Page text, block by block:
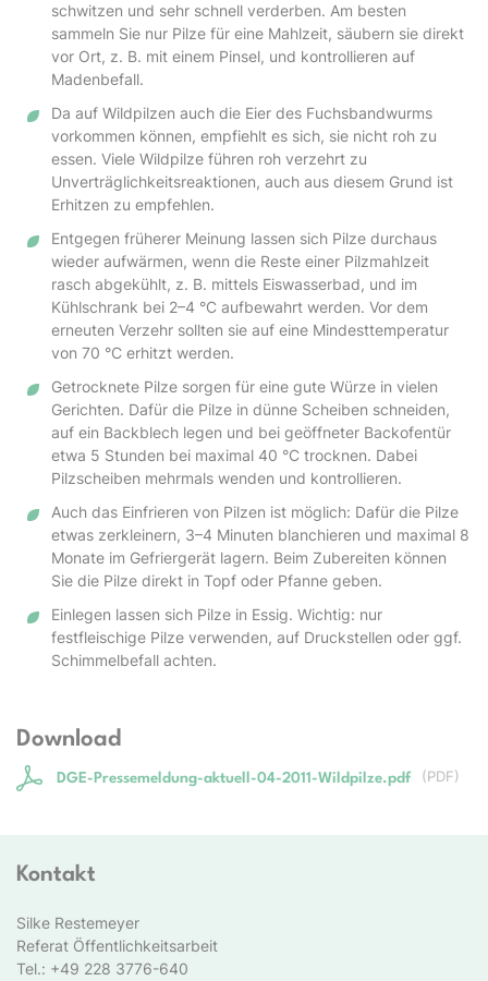
schwitzen und sehr schnell verderben. Am besten
sammeln Sie nur Pilze für eine Mahlzeit, säubern sie direkt
vor Ort, z. B. mit einem Pinsel, und kontrollieren auf
Madenbefall.
Da auf Wildpilzen auch die Eier des Fuchsbandwurms
vorkommen können, empfiehlt es sich, sie nicht roh zu
essen. Viele Wildpilze führen roh verzehrt zu
Unverträglichkeitsreaktionen, auch aus diesem Grund ist
Erhitzen zu empfehlen.
Entgegen früherer Meinung lassen sich Pilze durchaus
wieder aufwärmen, wenn die Reste einer Pilzmahlzeit
rasch abgekühlt, z. B. mittels Eiswasserbad, und im
Kühlschrank bei 2–4 °C aufbewahrt werden. Vor dem
erneuten Verzehr sollten sie auf eine Mindesttemperatur
von 70 °C erhitzt werden.
Getrocknete Pilze sorgen für eine gute Würze in vielen
Gerichten. Dafür die Pilze in dünne Scheiben schneiden,
auf ein Backblech legen und bei geöffneter Backofentür
etwa 5 Stunden bei maximal 40 °C trocknen. Dabei
Pilzscheiben mehrmals wenden und kontrollieren.
Auch das Einfrieren von Pilzen ist möglich: Dafür die Pilze
etwas zerkleinern, 3–4 Minuten blanchieren und maximal 8
Monate im Gefriergerät lagern. Beim Zubereiten können
Sie die Pilze direkt in Topf oder Pfanne geben.
Einlegen lassen sich Pilze in Essig. Wichtig: nur
festfleischige Pilze verwenden, auf Druckstellen oder ggf.
Schimmelbefall achten.
Download
DGE-Pressemeldung-aktuell-04-2011-Wildpilze.pdf (PDF)
Kontakt
Silke Restemeyer
Referat Öffentlichkeitsarbeit
Tel.: +49 228 3776-640